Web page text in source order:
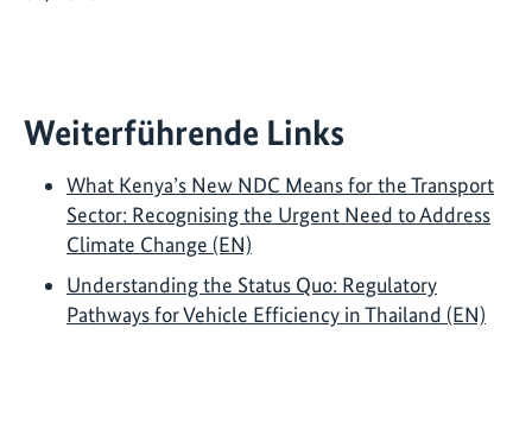
Weiterführende Links
What Kenya’s New NDC Means for the Transport
Sector: Recognising the Urgent Need to Address
Climate Change (EN)
Understanding the Status Quo: Regulatory
Pathways for Vehicle Efficiency in Thailand (EN)